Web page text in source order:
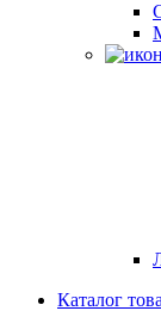
Каталог